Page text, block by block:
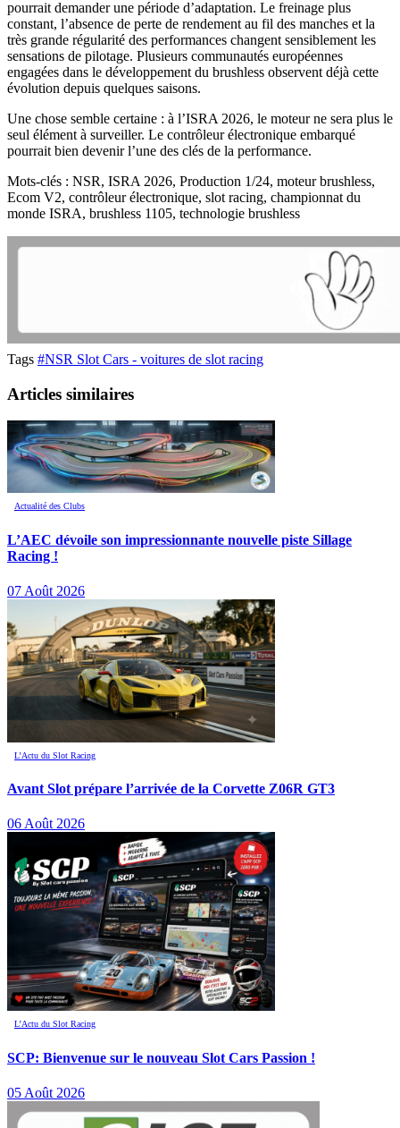
pourrait demander une période d’adaptation. Le freinage plus
constant, l’absence de perte de rendement au fil des manches et la
très grande régularité des performances changent sensiblement les
sensations de pilotage. Plusieurs communautés européennes
engagées dans le développement du brushless observent déjà cette
évolution depuis quelques saisons.
Une chose semble certaine : à l’ISRA 2026, le moteur ne sera plus le
seul élément à surveiller. Le contrôleur électronique embarqué
pourrait bien devenir l’une des clés de la performance.
Mots-clés : NSR, ISRA 2026, Production 1/24, moteur brushless,
Ecom V2, contrôleur électronique, slot racing, championnat du
monde ISRA, brushless 1105, technologie brushless
Tags #NSR Slot Cars - voitures de slot racing
Articles similaires
Actualité des Clubs
L’AEC dévoile son impressionnante nouvelle piste Sillage
Racing !
07 Août 2026
L’Actu du Slot Racing
Avant Slot prépare l’arrivée de la Corvette Z06R GT3
06 Août 2026
L’Actu du Slot Racing
SCP: Bienvenue sur le nouveau Slot Cars Passion !
05 Août 2026